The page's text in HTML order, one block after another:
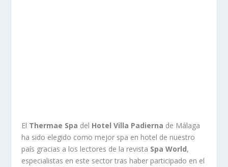
El Thermae Spa del Hotel Villa Padierna de Málaga
ha sido elegido como mejor spa en hotel de nuestro
país gracias a los lectores de la revista Spa World,
especialistas en este sector tras haber participado en el